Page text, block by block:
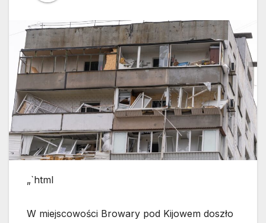
„`html
W miejscowości Browary pod Kijowem doszło